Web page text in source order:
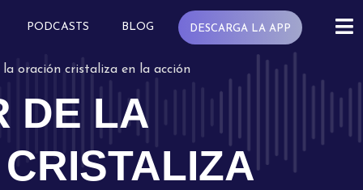
PODCASTS BLOG DESCARGA LA APP
oración cristaliza en la acción
DE LA